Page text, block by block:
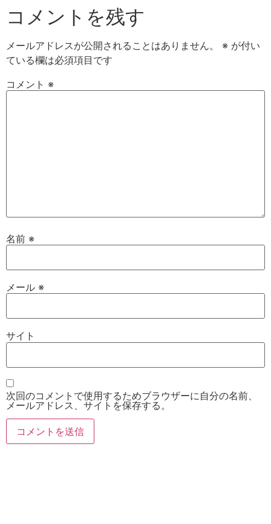
コメントを残す
メールアドレスが公開されることはありません。 ※ が付い
ている欄は必須項目です
コメント ※
名前 ※
メール ※
サイト
次回のコメントで使用するためブラウザーに自分の名前、
メールアドレス、サイトを保存する。